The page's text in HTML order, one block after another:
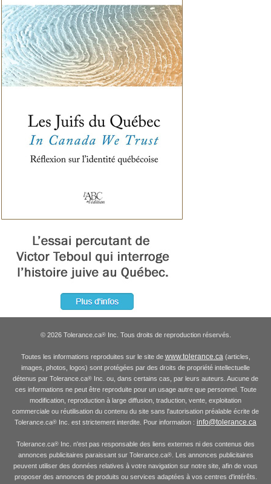
© 2026 Tolerance.ca®Inc. Tous droits de reproduction réservés.
Toutes les informations reproduites sur le site de www.tolerance.ca (articles,
images, photos, logos) sont protégées par des droits de propriété intellectuelle
détenus par Tolerance.ca® Inc. ou, dans certains cas, par leurs auteurs. Aucune de
ces informations ne peut être reproduite pour un usage autre que personnel. Toute
modification, reproduction à large diffusion, traduction, vente, exploitation
commerciale ou réutilisation du contenu du site sans l'autorisation préalable écrite de
Tolerance.ca® Inc. est strictement interdite. Pour information : info@tolerance.ca
Tolerance.ca® Inc. n'est pas responsable des liens externes ni des contenus des
annonces publicitaires paraissant sur Tolerance.ca®. Les annonces publicitaires
peuvent utiliser des données relatives à votre navigation sur notre site, afin de vous
proposer des annonces de produits ou services adaptées à vos centres d'intérêts.